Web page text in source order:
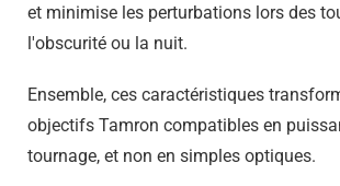
et minimise les perturbations lors des
l'obscurité ou la nuit.
Ensemble, ces caractéristiques
objectifs Tamron compatibles en
tournage, et non en simples optiques.